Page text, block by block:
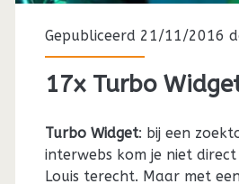
Gepubliceerd 21/11/2016
17x Turbo
Turbo Widget: bij een
interwebs kom je niet
Louis terecht. Maar met